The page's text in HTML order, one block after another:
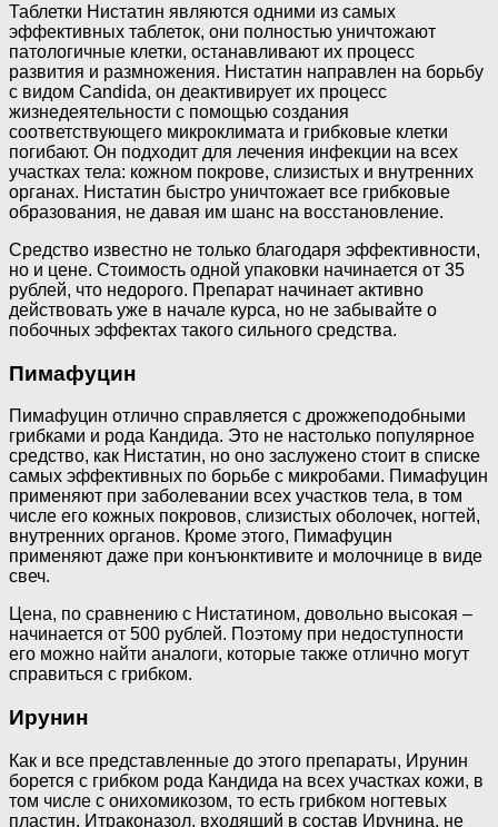
Таблетки Нистатин являются одними из самых
эффективных таблеток, они полностью уничтожают
патологичные клетки, останавливают их процесс
развития и размножения. Нистатин направлен на борьбу
с видом Candida, он деактивирует их процесс
жизнедеятельности с помощью создания
соответствующего микроклимата и грибковые клетки
погибают. Он подходит для лечения инфекции на всех
участках тела: кожном покрове, слизистых и внутренних
органах. Нистатин быстро уничтожает все грибковые
образования, не давая им шанс на восстановление.
Средство известно не только благодаря эффективности,
но и цене. Стоимость одной упаковки начинается от 35
рублей, что недорого. Препарат начинает активно
действовать уже в начале курса, но не забывайте о
побочных эффектах такого сильного средства.
Пимафуцин
Пимафуцин отлично справляется с дрожжеподобными
грибками и рода Кандида. Это не настолько популярное
средство, как Нистатин, но оно заслужено стоит в списке
самых эффективных по борьбе с микробами. Пимафуцин
применяют при заболевании всех участков тела, в том
числе его кожных покровов, слизистых оболочек, ногтей,
внутренних органов. Кроме этого, Пимафуцин
применяют даже при конъюнктивите и молочнице в виде
свеч.
Цена, по сравнению с Нистатином, довольно высокая –
начинается от 500 рублей. Поэтому при недоступности
его можно найти аналоги, которые также отлично могут
справиться с грибком.
Ирунин
Как и все представленные до этого препараты, Ирунин
борется с грибком рода Кандида на всех участках кожи, в
том числе с онихомикозом, то есть грибком ногтевых
пластин. Итраконазол, входящий в состав Ирунина, не